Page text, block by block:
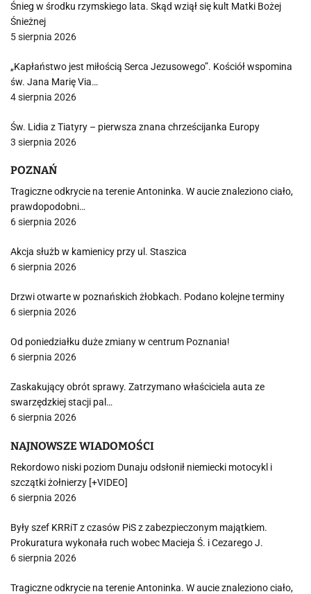
Śnieg w środku rzymskiego lata. Skąd wziął się kult Matki Bożej
Śnieżnej
5 sierpnia 2026
„Kapłaństwo jest miłością Serca Jezusowego”. Kościół wspomina
św. Jana Marię Via…
4 sierpnia 2026
Św. Lidia z Tiatyry – pierwsza znana chrześcijanka Europy
3 sierpnia 2026
POZNAŃ
Tragiczne odkrycie na terenie Antoninka. W aucie znaleziono ciało,
prawdopodobni…
6 sierpnia 2026
Akcja służb w kamienicy przy ul. Staszica
6 sierpnia 2026
Drzwi otwarte w poznańskich żłobkach. Podano kolejne terminy
6 sierpnia 2026
Od poniedziałku duże zmiany w centrum Poznania!
6 sierpnia 2026
Zaskakujący obrót sprawy. Zatrzymano właściciela auta ze
swarzędzkiej stacji pal…
6 sierpnia 2026
NAJNOWSZE WIADOMOŚCI
Rekordowo niski poziom Dunaju odsłonił niemiecki motocykl i
szczątki żołnierzy [+VIDEO]
6 sierpnia 2026
Były szef KRRiT z czasów PiS z zabezpieczonym majątkiem.
Prokuratura wykonała ruch wobec Macieja Ś. i Cezarego J.
6 sierpnia 2026
Tragiczne odkrycie na terenie Antoninka. W aucie znaleziono ciało,